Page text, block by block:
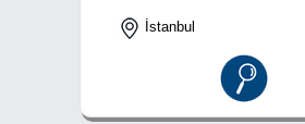
İstanbul